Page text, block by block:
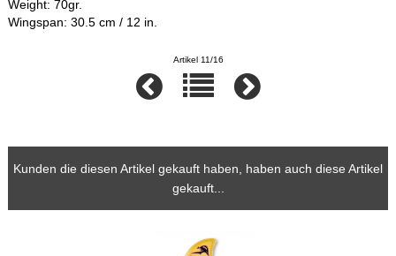
Weight: 70gr.
Wingspan: 30.5 cm / 12 in.
Artikel 11/16
Kunden die diesen Artikel gekauft haben, haben auch diese Artikel
gekauft...